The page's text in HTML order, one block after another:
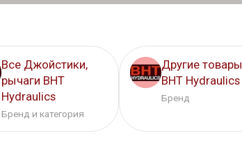
Все Джойстики,
рычаги BHT
Hydraulics
Бренд и категория
Другие товары
BHT Hydraulics
Бренд